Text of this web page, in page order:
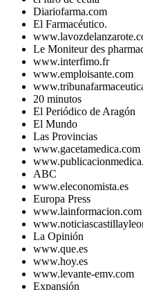
Diariofarma.com
El Farmacéutico.
Le Moniteur des
www.interfimo.fr
www.emploisante.com
20 minutos
El Periódico de Aragón
El Mundo
Las Provincias
www.gacetamedica.com
ABC
www.eleconomista.es
Europa Press
www.lainformacion.com
La Opinión
www.que.es
www.hoy.es
www.levante-emv.com
Expansión